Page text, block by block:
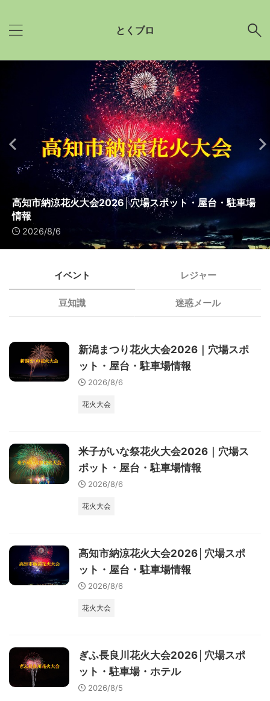
とくブロ
新潟まつり花火大会2026｜穴場スポット・屋台・駐車場
情報
2026/8/6
米子がいな祭花火大会2026｜穴場スポット・屋台・駐車
場情報
2026/8/6
高知市納涼花火大会2026│穴場スポット・屋台・駐車場
情報
2026/8/6
ぎふ長良川花火大会2026│穴場スポット・駐車場・ホテ
ル
2026/8/5
新田まつり花火大会2026│穴場スポット・屋台・駐車場
2026/8/5
館山湾花火大会2026│穴場スポット・駐車場情報
2026/8/5
うつのみや花火大会2026│穴場スポット・屋台・駐車場
情報
2026/8/4
雄勝大花火大会2026│穴場スポット・屋台・駐車場
2026/8/3
東海まつり花火大会2026│穴場スポット・駐車場
2026/8/3
ばんけい夏まつり大花火大会2026│穴場スポット・屋
台・駐車場
2026/8/3
イベント レジャー
豆知識 迷惑メール
新潟まつり花火大会2026｜穴場スポ
ット・屋台・駐車場情報
2026/8/6
花火大会
米子がいな祭花火大会2026｜穴場ス
ポット・屋台・駐車場情報
2026/8/6
花火大会
高知市納涼花火大会2026│穴場スポ
ット・屋台・駐車場情報
2026/8/6
花火大会
ぎふ長良川花火大会2026│穴場スポ
ット・駐車場・ホテル
2026/8/5